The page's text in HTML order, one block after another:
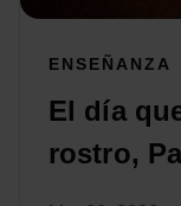
ENSEÑANZA
El día
rostro,